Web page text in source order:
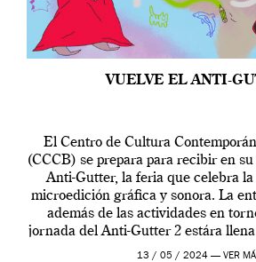
VUELVE EL ANTI-
El Centro de Cultura
(CCCB) se prepara para recibir en
Anti-Gutter, la feria que celebra
microedición gráfica y sonora. La
además de las actividades en
jornada del Anti-Gutter 2 estára
[…]
13 / 05 / 2024 — VER